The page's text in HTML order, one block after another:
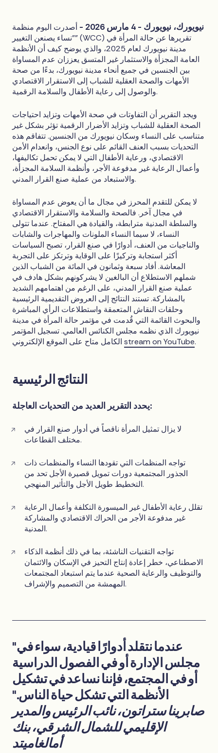
نيويورك، نيويورك - 4 مارس 2026 -
أصدرت اليوم منظمة
"نساء يصنعن التغيير" (WCC) تقريرها عن حالة المرأة في
مدينة نيويورك لعام 2025، والذي يوضح كيف أن الأنظمة
العامة المجزأة والاستثمار غير المتسق يعززان عدم المساواة
بين الجنسين في جميع أنحاء مدينة نيويورك، بدءًا من صحة
الأمهات والصحة العقلية للشباب إلى الاستقرار الاقتصادي
والوصول إلى رعاية الأطفال والسلامة الرقمية.
ويجد التقرير أن التفاوتات في صحة الأمهات وتزايد احتياجات
الصحة العقلية للشباب وتزايد الأضرار الرقمية تؤثر بشكل غير
متناسب على النساء وسكان نيويورك من الجنسين. تتفاقم هذه
التحديات بسبب العنف القائم على نوع الجنس، وانعدام الأمن
الاقتصادي، ورعاية الأطفال التي لا يمكن تحمل تكاليفها،
وأعمال الرعاية غير مدفوعة الأجر، وأنظمة السلامة المجزأة،
والاستبعاد من عملية صنع القرار المدني.
لا يمكن للتقدم المحرز في مجال ما أن يعوض عدم المساواة
في مجال آخر. فالصحة والسلامة والاستقرار الاقتصادي
والسلطة المدنية مترابطة، والقيادة هي المفتاح. عندما تتولى
النساء، لا سيما النساء الملونات والمهاجرات والشابات
والناجيات من العنف، أدوارًا في صنع القرار، تصبح السياسات
أكثر استجابة وتركيزًا على الوقاية وترتكز على التجربة
المعاشة. أفاد سبعة وثمانون في المائة من الشباب الذين
شملهم الاستطلاع أن البالغين لا يشركونهم بشكل هادف في
عملية صنع القرار المدني، على الرغم من اهتمامهم الشديد
بالمشاركة. تستند النتائج إلى العروض التقديمية الرئيسية
وحلقات النقاش المتعمقة واستطلاعات الرأي المباشرة
والبحوث القائمة التي قُدمت في مؤتمر حالة المرأة في مدينة
نيويورك الذي نظمه مجلس الكنائس العالمي. تسجيل المؤتمر
الكامل متاح على الموقع الإلكترونيstream on YouTube.
النتائج الرئيسية
يحدد التقرير العديد من التحديات العاجلة:
لا يزال تمثيل المرأة ناقصاً في أدوار صنع القرار في
مختلف القطاعات.
تواجه المنظمات التي تقودها النساء والمنظمات ذات
الجذور المجتمعية دورات تمويل قصيرة الأجل تحد من
التخطيط طويل الأجل والتأثير المنهجي.
تقلل رعاية الأطفال غير الميسورة التكلفة وأعمال الرعاية
غير مدفوعة الأجر من الحراك الاقتصادي والمشاركة
المدنية.
تواجه التقنيات الناشئة، بما في ذلك أنظمة الذكاء
الاصطناعي، خطر إعادة إنتاج التحيز في الإسكان والائتمان
والتوظيف والرعاية الصحية عندما يتم استبعاد المجتمعات
المهمشة من التصميم والإشراف.
"عندما نتقلد أدوارًا قيادية، سواء في
مجلس الإدارة أو في الفصول الدراسية
أو في المجتمع، فإننا نساعد في تشكيل
الأنظمة التي تشكل حياة الناس."
صابرينا ستراتون، نائب الرئيس والمدير
الإقليمي للشمال الشرقي، بنك
أمالغاميتد